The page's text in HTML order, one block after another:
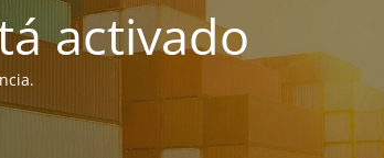
activado